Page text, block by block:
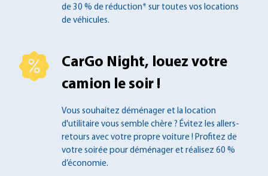
de 30 % de réduction* sur toutes vos locations
de véhicules.
CarGo Night, louez votre
camion le soir !
Vous souhaitez déménager et la location
d'utilitaire vous semble chère ? Évitez les allers-
retours avec votre propre voiture ! Profitez de
votre soirée pour déménager et réalisez 60 %
d’économie.